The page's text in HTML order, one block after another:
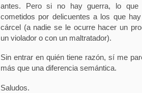
antes. Pero si no hay guerra, lo que
cometidos por delicuentes a los que
cárcel (a nadie se le ocurre hacer un
un violador o con un maltratador).
Sin entrar en quién tiene razón, sí me
más que una diferencia semántica.
Saludos.